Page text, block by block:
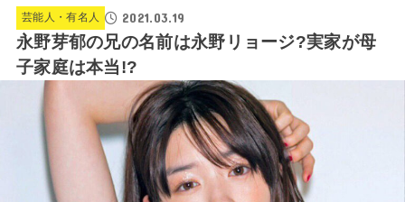
芸能人・有名人 2021.03.19
永野芽郁の兄の名前は永野リョージ?実家が母
子家庭は本当!?